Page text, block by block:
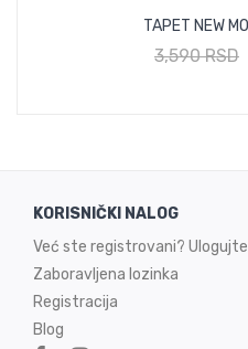
TAPET NEW
3,590 RSD
KORISNIČKI NALOG
Već ste registrovani?
Zaboravljena lozinka
Registracija
Blog